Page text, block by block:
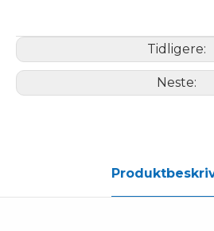
Tidligere:
Neste: